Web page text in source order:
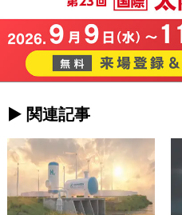
► 関連記事